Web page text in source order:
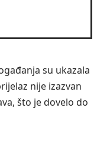
su ukazala
nije izazvan
što je dovelo do